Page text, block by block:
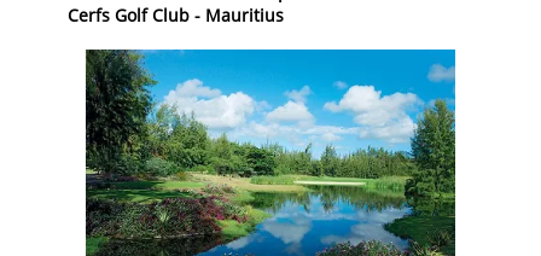
Cerfs Golf Club - Mauritius